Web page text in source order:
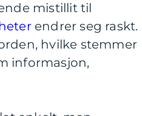
mistillit til
endrer seg raskt.
hvilke stemmer
informasjon,